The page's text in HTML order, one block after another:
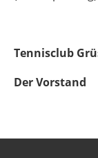
Tennisclub
Der Vorstand